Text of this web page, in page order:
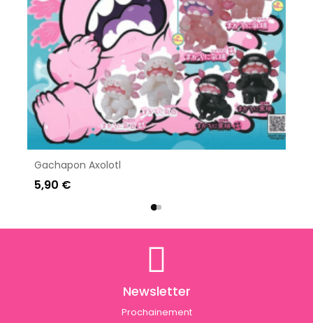
Gachapon Axolotl
5,90 €
Newsletter
Prochainement